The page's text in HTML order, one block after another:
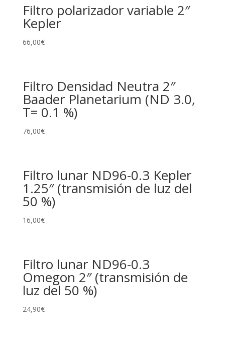
Filtro polarizador variable 2″
Kepler
66,00€
Filtro Densidad Neutra 2″
Baader Planetarium (ND 3.0,
T= 0.1 %)
76,00€
Filtro lunar ND96-0.3 Kepler
1.25″ (transmisión de luz del
50 %)
16,00€
Filtro lunar ND96-0.3
Omegon 2″ (transmisión de
luz del 50 %)
24,90€